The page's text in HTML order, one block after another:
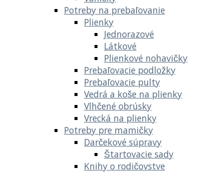
Potreby na prebaľovanie
Plienky
Jednorazové
Látkové
Plienkové nohavičky
Prebaľovacie podložky
Prebaľovacie pulty
Vedrá a koše na plienky
Vlhčené obrúsky
Vrecká na plienky
Potreby pre mamičky
Darčekové súpravy
Štartovacie sady
Knihy o rodičovstve